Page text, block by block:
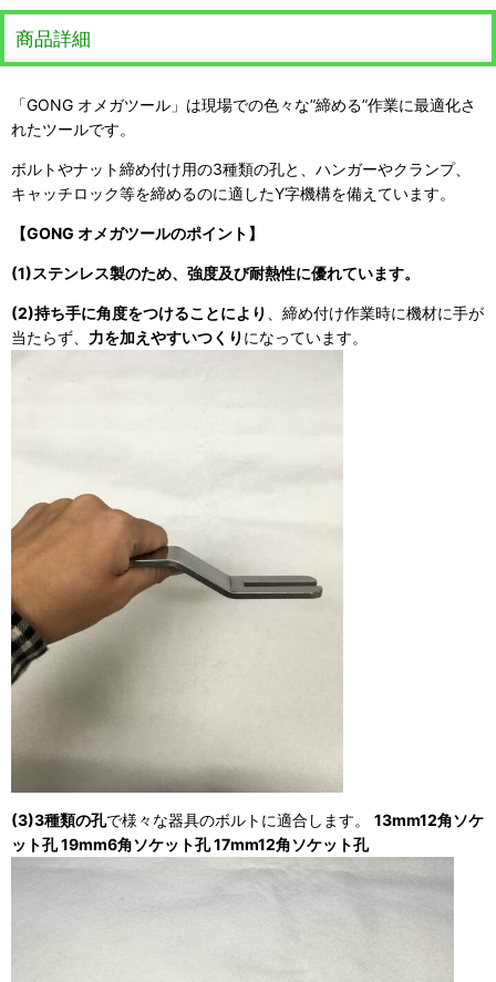
商品詳細
「GONG オメガツール」は現場での色々な”締める”作業に最適化さ
れたツールです。
ボルトやナット締め付け用の3種類の孔と、ハンガーやクランプ、
キャッチロック等を締めるのに適したY字機構を備えています。
【GONG オメガツールのポイント】
(1)ステンレス製のため、強度及び耐熱性に優れています。
(2)持ち手に角度をつけることにより
、締め付け作業時に機材に手が
当たらず、 力を加えやすいつくり になっています。
(3)3種類の孔で様々な器具のボルトに適合します。 13mm12角ソケ
ット孔 19mm6角ソケット孔 17mm12角ソケット孔